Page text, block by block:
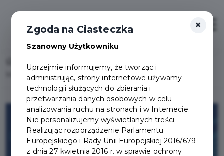
Muzyczne wieczory u Wiedemanna
×
Zgoda na Ciasteczka
Szanowny Użytkowniku
Uprzejmie informujemy, że tworząc i
administrując, strony internetowe używamy
technologii służących do zbierania i
przetwarzania danych osobowych w celu
analizowania ruchu na stronach i w Internecie.
Nie personalizujemy wyświetlanych treści.
Realizując rozporządzenie Parlamentu
Europejskiego i Rady Unii Europejskiej 2016/679
z dnia 27 kwietnia 2016 r. w sprawie ochrony